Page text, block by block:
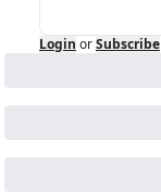
Login orSubscribe